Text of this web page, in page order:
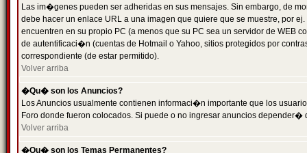
Las im�genes pueden ser adheridas en sus mensajes. Sin embargo, de
debe hacer un enlace URL a una imagen que quiere que se muestre, por
encuentren en su propio PC (a menos que su PC sea un servidor de
de autentificaci�n (cuentas de Hotmail o Yahoo, sitios protegidos por
correspondiente (de estar permitido).
Volver arriba
�Qu� son los Anuncios?
Los Anuncios usualmente contienen informaci�n importante que los
Foro donde fueron colocados. Si puede o no ingresar anuncios
Volver arriba
�Qu� son los Temas Permanentes?